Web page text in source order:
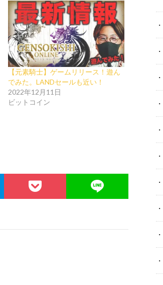
【元素騎士】ゲームリリース！遊ん
でみた。LANDセールも近い！
2022年12月11日
ビットコイン